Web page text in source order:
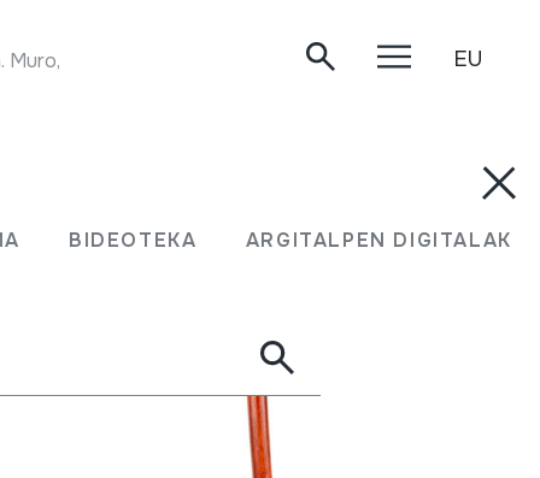
BIDEOTEKA ARGITALPEN DIGITALAK
Muro, 2016/04/02.
EU